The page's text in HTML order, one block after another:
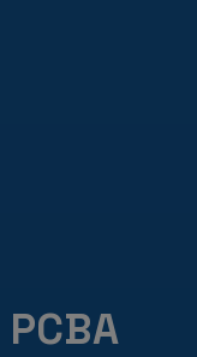
PCBA